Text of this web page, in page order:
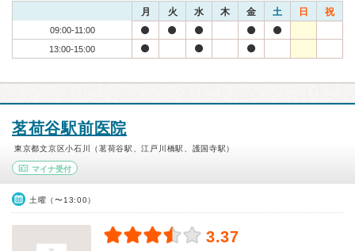
月 火 水 木 金 土 日 祝
09:00-11:00
13:00-15:00
茗荷谷駅前医院
東京都文京区小石川（茗荷谷駅、江戸川橋駅、護国寺駅）
マイナ受付
土曜（〜13:00）
3.37